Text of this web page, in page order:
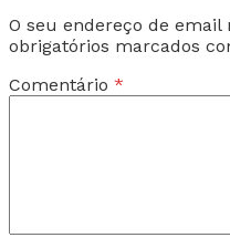
O seu endereço de email
obrigatórios marcados
Comentário *